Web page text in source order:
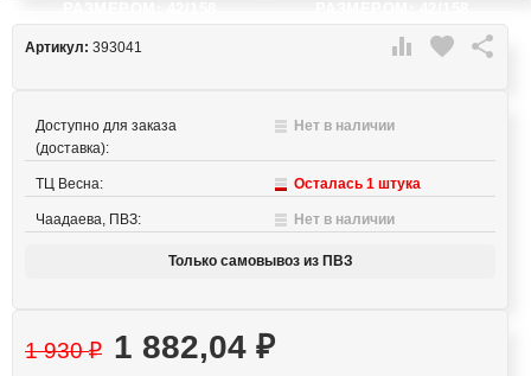
 favorite 
Артикул: 393041
Доступно для заказа
(доставка):
Нет в наличии
ТЦ Весна: Осталась 1 штука
Чаадаева, ПВЗ: Нет в наличии
Только самовывоз из ПВЗ
1 930₽ 1 882,04 ₽